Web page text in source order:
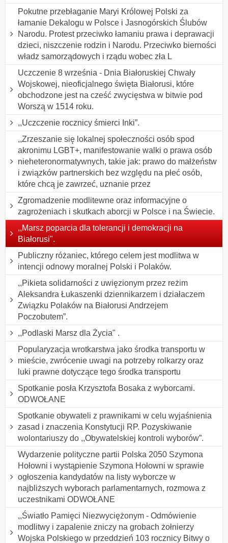
Pokutne przebłaganie Maryi Królowej Polski za
łamanie Dekalogu w Polsce i Jasnogórskich Ślubów
Narodu. Protest przeciwko łamaniu prawa i deprawacji
dzieci, niszczenie rodzin i Narodu. Przeciwko bierności
władz samorządowych i rządu wobec zła L
Uczczenie 8 września - Dnia Białoruskiej Chwały
Wojskowej, nieoficjalnego święta Białorusi, które
obchodzone jest na cześć zwycięstwa w bitwie pod
Worszą w 1514 roku.
,,Uczczenie rocznicy śmierci Inki”.
,,Zrzeszanie się lokalnej społeczności osób spod
akronimu LGBT+, manifestowanie walki o prawa osób
nieheteronormatywnych, takie jak: prawo do małżeństw
i związków partnerskich bez względu na płeć osób,
które chcą je zawrzeć, uznanie przez
Zgromadzenie modlitewne oraz informacyjne o
zagrożeniach i skutkach aborcji w Polsce i na Świecie.
,,Marsz poparcia dla tolerancji i demokracji na
Białorusi".
Publiczny różaniec, którego celem jest modlitwa w
intencji odnowy moralnej Polski i Polaków.
,,Pikieta solidarności z uwięzionym przez reżim
Aleksandra Łukaszenki dziennikarzem i działaczem
Związku Polaków na Białorusi Andrzejem
Poczobutem”.
,,Podlaski Marsz dla Życia" .
Popularyzacja wrotkarstwa jako środka transportu w
mieście, zwrócenie uwagi na potrzeby rolkarzy oraz
luki prawne dotyczące tego środka transportu
Spotkanie posła Krzysztofa Bosaka z wyborcami.
ODWOŁANE
Spotkanie obywateli z prawnikami w celu wyjaśnienia
zasad i znaczenia Konstytucji RP. Pozyskiwanie
wolontariuszy do ,,Obywatelskiej kontroli wyborów”.
Wydarzenie polityczne partii Polska 2050 Szymona
Hołowni i wystąpienie Szymona Hołowni w sprawie
ogłoszenia kandydatów na listy wyborcze w
najbliższych wyborach parlamentarnych, rozmowa z
uczestnikami ODWOŁANE
,,Światło Pamięci Niezwyciężonym - Odmówienie
modlitwy i zapalenie zniczy na grobach żołnierzy
Wojska Polskiego w przeddzień 103 rocznicy Bitwy o